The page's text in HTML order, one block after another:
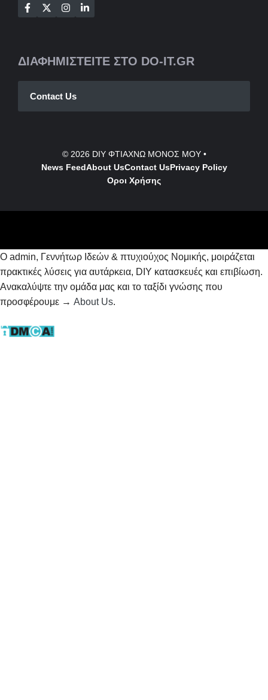
ΔΙΑΦΗΜΙΣΤΕΙΤΕ ΣΤΟ DO-IT.GR
Contact Us
© 2026 DIY ΦΤΙΑΧΝΩ ΜΟΝΟΣ ΜΟΥ•
News FeedAbout UsContactUsPrivacy Policy
Οροι Χρήσης
Ο admin, Γεννήτωρ Ιδεών & πτυχιούχος Νομικής, μοιράζεται
πρακτικές λύσεις για αυτάρκεια, DIY κατασκευές και επιβίωση.
Ανακαλύψτε την ομάδα μας και το ταξίδι γνώσης που
προσφέρουμε → About Us.